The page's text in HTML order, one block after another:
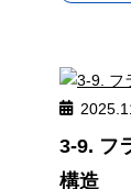
3-9. フ
構造